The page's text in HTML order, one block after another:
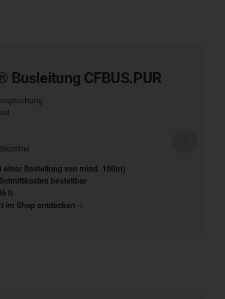
Busleitung CFBUS.PUR
Bestellung von mind. 100m)
bestellbar
im Shopentdecken